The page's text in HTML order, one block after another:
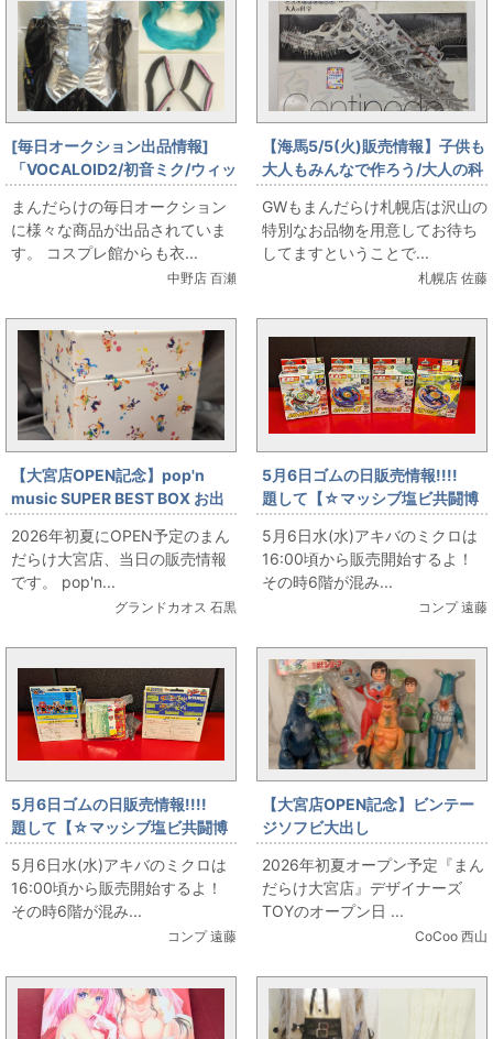
[毎日オークション出品情報]
「VOCALOID2/初音ミク/ウィッ
グ付き/女性用mサイズ程度(日
本サイズ)/コスプレ衣装」を出
品しています
まんだらけの毎日オークション
に様々な商品が出品されていま
す。 コスプレ館からも衣...
中野店 百瀬
【海馬5/5(火)販売情報】子供も
大人もみんなで作ろう/大人の科
学 メカモセンチピード
GWもまんだらけ札幌店は沢山の
特別なお品物を用意してお待ち
してますということで...
札幌店 佐藤
【大宮店OPEN記念】pop'n
music SUPER BEST BOX お出
しします!!
2026年初夏にOPEN予定のまん
だらけ大宮店、当日の販売情報
です。 pop'n...
グランドカオス 石黒
5月6日ゴムの日販売情報!!!!
題して【☆マッシブ塩ビ共闘博
覧会☆】開催!～販売情報その３
～
5月6日水(水)アキバのミクロは
16:00頃から販売開始するよ！
その時6階が混み...
コンプ 遠藤
5月6日ゴムの日販売情報!!!!
題して【☆マッシブ塩ビ共闘博
覧会☆】開催!～販売情報その2
～
5月6日水(水)アキバのミクロは
16:00頃から販売開始するよ！
その時6階が混み...
コンプ 遠藤
【大宮店OPEN記念】ビンテー
ジソフビ大出し
2026年初夏オープン予定『まん
だらけ大宮店』デザイナーズ
TOYのオープン日 ...
CoCoo 西山